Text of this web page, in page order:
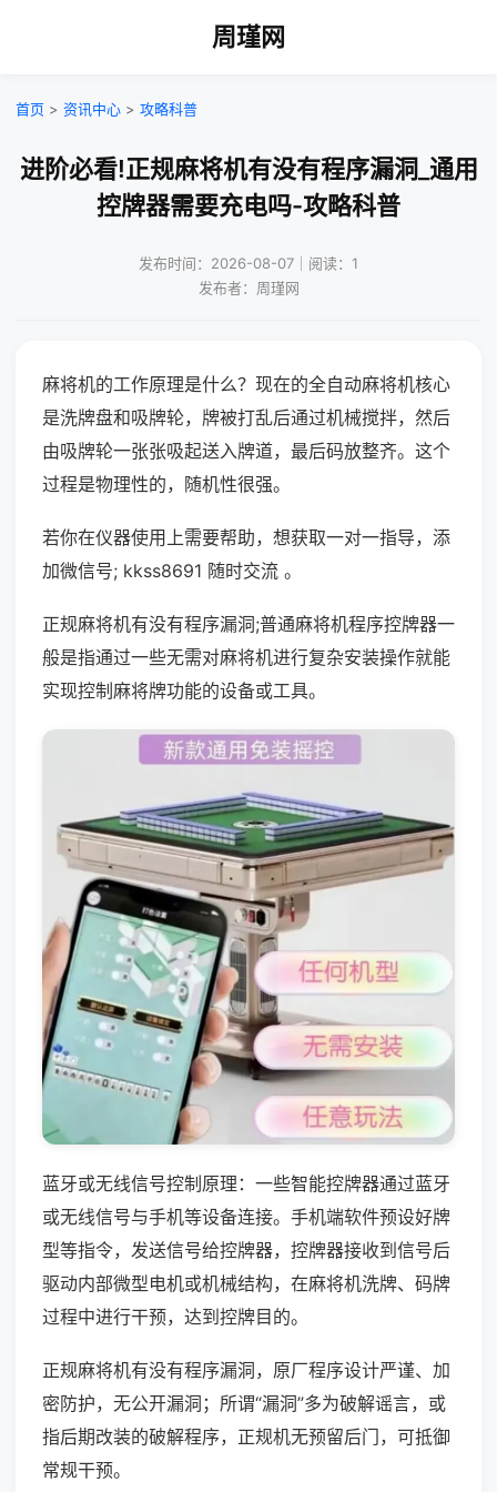
周瑾网
首页 > 资讯中心 > 攻略科普
进阶必看!正规麻将机有没有程序漏洞_通用
控牌器需要充电吗-攻略科普
发布时间：2026-08-07｜阅读：1
发布者：周瑾网
麻将机的工作原理是什么？现在的全自动麻将机核心
是洗牌盘和吸牌轮，牌被打乱后通过机械搅拌，然后
由吸牌轮一张张吸起送入牌道，最后码放整齐。这个
过程是物理性的，随机性很强。
若你在仪器使用上需要帮助，想获取一对一指导，添
加微信号; kkss8691 随时交流 。
正规麻将机有没有程序漏洞;普通麻将机程序控牌器一
般是指通过一些无需对麻将机进行复杂安装操作就能
实现控制麻将牌功能的设备或工具。
蓝牙或无线信号控制原理：一些智能控牌器通过蓝牙
或无线信号与手机等设备连接。手机端软件预设好牌
型等指令，发送信号给控牌器，控牌器接收到信号后
驱动内部微型电机或机械结构，在麻将机洗牌、码牌
过程中进行干预，达到控牌目的。
正规麻将机有没有程序漏洞，原厂程序设计严谨、加
密防护，无公开漏洞；所谓“漏洞”多为破解谣言，或
指后期改装的破解程序，正规机无预留后门，可抵御
常规干预。